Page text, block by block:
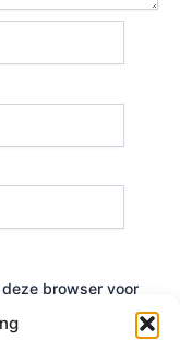
browser voor
plaats.